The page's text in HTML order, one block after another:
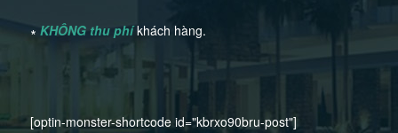
∗ KHÔNG thu phíkhách hàng.
[optin-monster-shortcode id="kbrxo90bru-post"]